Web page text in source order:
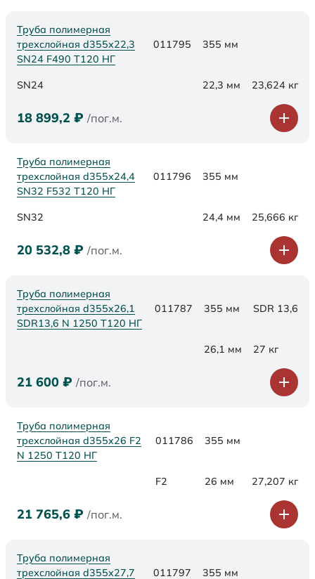
Труба полимерная
трехслойная d355х22,3
SN24 F490 Т120 НГ
011795 355 мм
SN24 22,3 мм 23,624 кг
18 899,2 ₽ /пог.м.
Труба полимерная
трехслойная d355х24,4
SN32 F532 Т120 НГ
011796 355 мм
SN32 24,4 мм 25,666 кг
20 532,8 ₽ /пог.м.
Труба полимерная
трехслойная d355x26,1
SDR13,6 N 1250 Т120 НГ
011787 355 мм SDR 13,6
26,1 мм 27 кг
21 600 ₽ /пог.м.
Труба полимерная
трехслойная d355x26 F2
N 1250 Т120 НГ
011786 355 мм
F2 26 мм 27,207 кг
21 765,6 ₽ /пог.м.
Труба полимерная
трехслойная d355х27,7
011797 355 мм